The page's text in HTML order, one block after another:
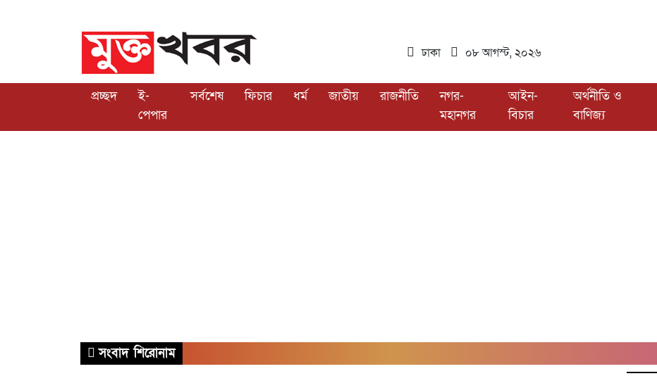
ঢাকা ০৮ আগস্ট, ২০২৬
প্রচ্ছদ
ই-
পেপার
সর্বশেষ ফিচার ধর্ম জাতীয় রাজনীতি
নগর-
মহানগর
আইন-
বিচার
অর্থনীতি ও
বাণিজ্য
সংবাদ শিরোনাম